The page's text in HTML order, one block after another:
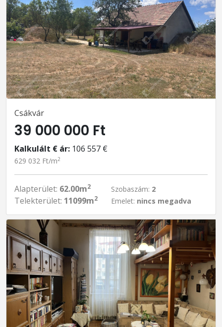
Csákvár
39 000 000 Ft
Kalkulált € ár: 106 557 €
629 032 Ft/m2
Alapterület: 62.00m2
Telekterület: 11099m2
Szobaszám: 2
Emelet: nincs megadva